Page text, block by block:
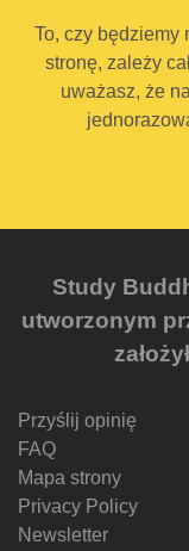
To, czy będziemy
stronę, zależy
uważasz, że
Study
utworzonym
Przyślij opinię
FAQ
Mapa strony
Privacy Policy
Newsletter